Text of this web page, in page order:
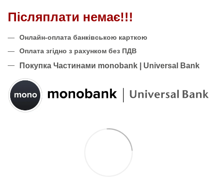
Післяплати немає!!!
Онлайн-оплата банківською карткою
Оплата згідно з рахунком без ПДВ
Покупка Частинами monobank | Universal Bank